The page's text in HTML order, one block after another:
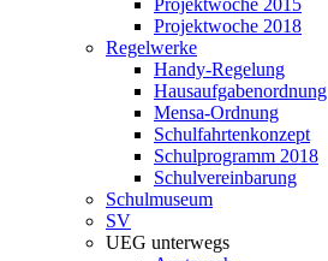
Projektwoche 2015
Projektwoche 2018
Regelwerke
Handy-Regelung
Hausaufgabenordnung
Mensa-Ordnung
Schulfahrtenkonzept
Schulprogramm 2018
Schulvereinbarung
Schulmuseum
SV
UEG unterwegs